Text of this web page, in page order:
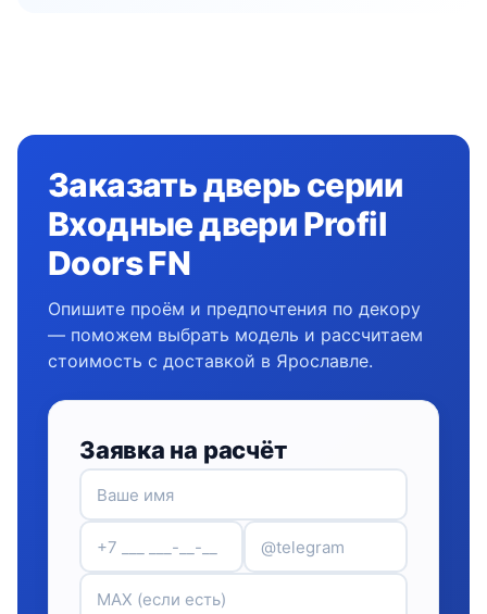
Заказать дверь серии
Входные двери Profil
Doors FN
Опишите проём и предпочтения по декору
— поможем выбрать модель и рассчитаем
стоимость с доставкой в Ярославле.
Заявка на расчёт